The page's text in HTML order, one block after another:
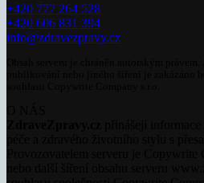
+420 777 264 528
+420 606 831 394
info@zdravezpravy.cz